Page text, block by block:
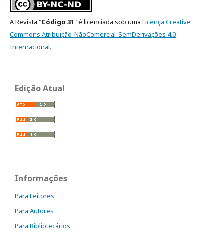
A Revista "Código 31" é licenciada sob uma Licença Creative
Commons Atribuição-NãoComercial-SemDerivações 4.0
Internacional.
Edição Atual
Informações
Para Leitores
Para Autores
Para Bibliotecários